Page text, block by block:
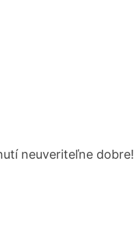
neuveriteľne dobre!